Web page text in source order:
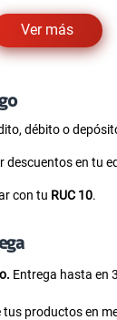
Ver más
débito o
descuentos en tu
con tu RUC 10.
Entrega hasta en
tus productos en